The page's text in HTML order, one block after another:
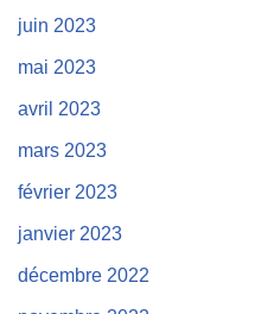
juin 2023
mai 2023
avril 2023
mars 2023
février 2023
janvier 2023
décembre 2022